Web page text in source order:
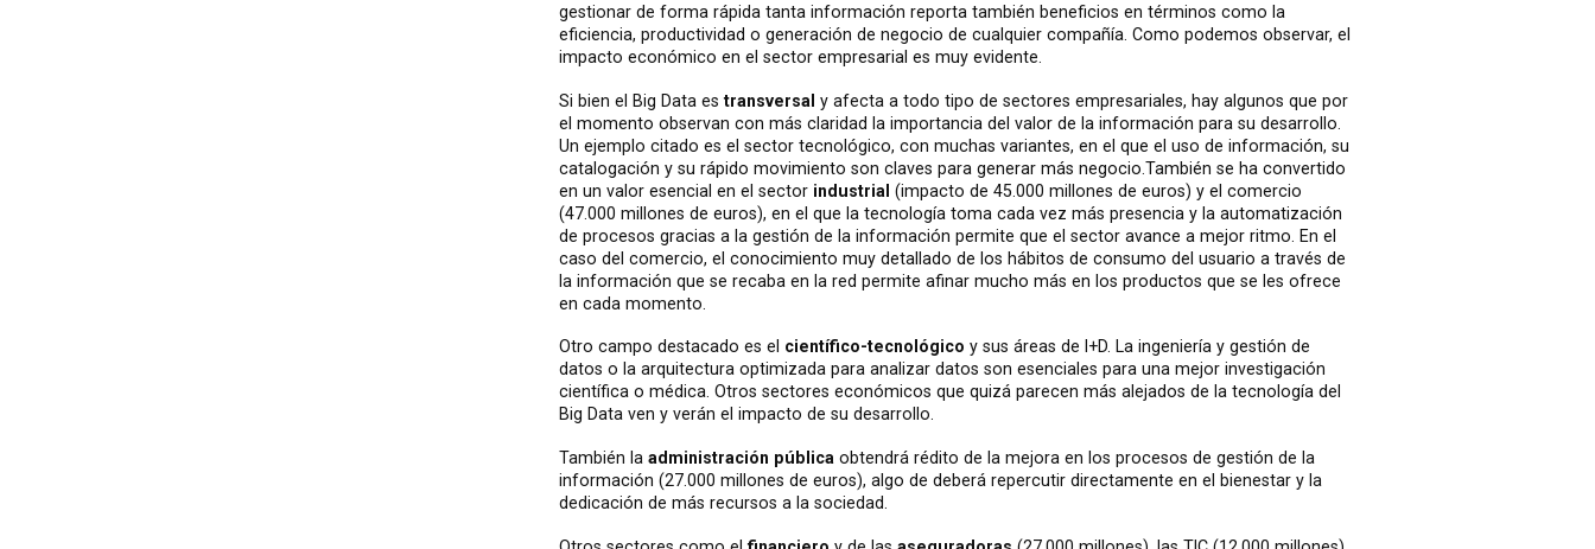
gestionar de forma rápida tanta información reporta también beneficios en términos como la
eficiencia, productividad o generación de negocio de cualquier compañía. Como podemos observar, el
impacto económico en el sector empresarial es muy evidente.
Si bien el Big Data estransversal y afecta a todo tipo de sectores empresariales, hay algunos que por
el momento observan con más claridad la importancia del valor de la información para su desarrollo.
Un ejemplo citado es el sector tecnológico, con muchas variantes, en el que el uso de información, su
catalogación y su rápido movimiento son claves para generar más negocio.También se ha convertido
en un valor esencial en el sector industrial (impacto de 45.000 millones de euros) y el comercio
(47.000 millones de euros), en el que la tecnología toma cada vez más presencia y la automatización
de procesos gracias a la gestión de la información permite que el sector avance a mejor ritmo. En el
caso del comercio, el conocimiento muy detallado de los hábitos de consumo del usuario a través de
la información que se recaba en la red permite afinar mucho más en los productos que se les ofrece
en cada momento.
Otro campo destacado es el científico-tecnológico y sus áreas de I+D. La ingeniería y gestión de
datos o la arquitectura optimizada para analizar datos son esenciales para una mejor investigación
científica o médica. Otros sectores económicos que quizá parecen más alejados de la tecnología del
Big Data ven y verán el impacto de su desarrollo.
También laadministración pública obtendrá rédito de la mejora en los procesos de gestión de la
información (27.000 millones de euros), algo de deberá repercutir directamente en el bienestar y la
dedicación de más recursos a la sociedad.